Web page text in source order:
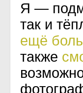
Я —
так и
ещё
также